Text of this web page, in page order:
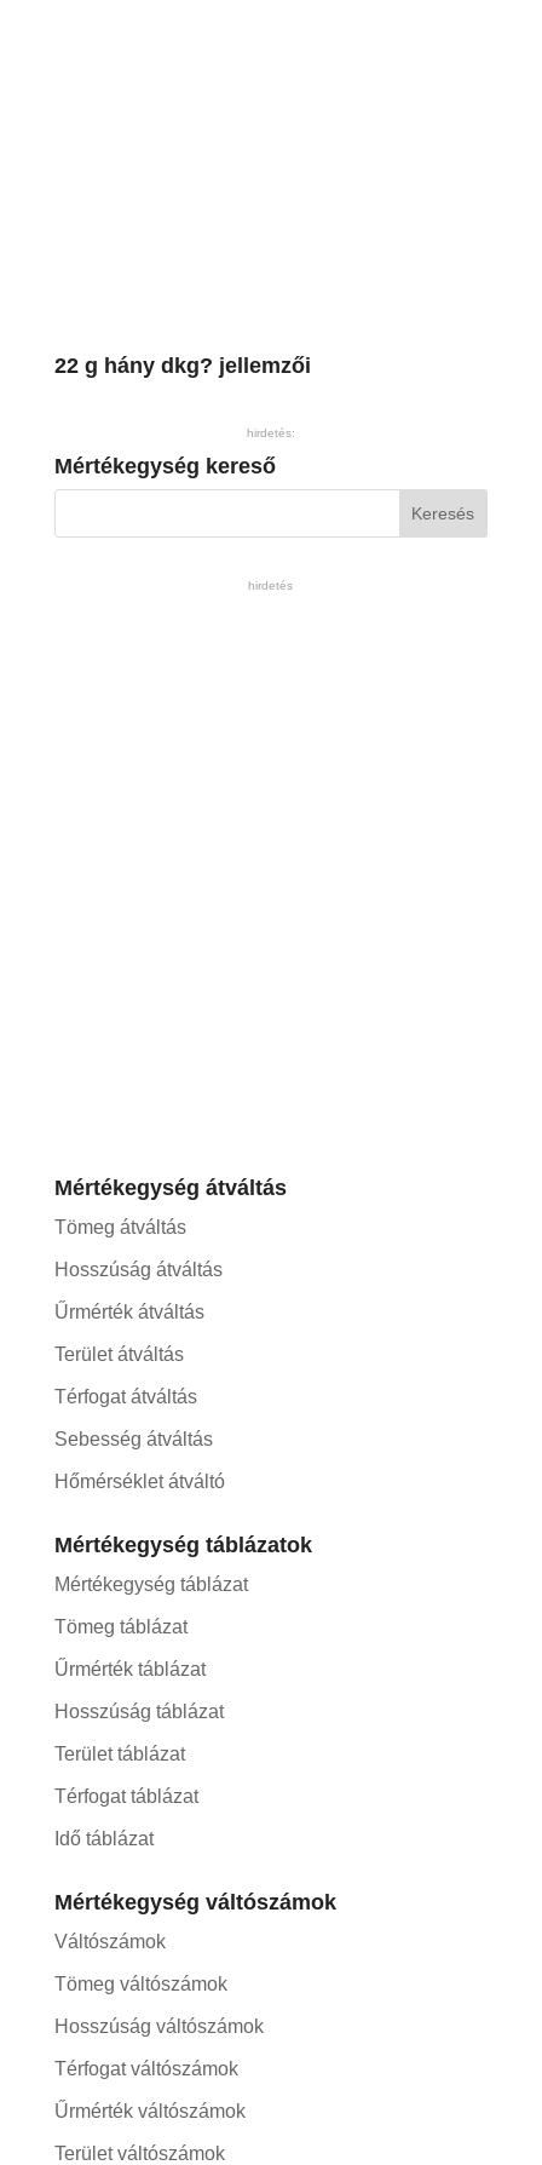
22 g hány dkg? jellemzői
hirdetés:
Mértékegység kereső
hirdetés
Mértékegység átváltás
Tömeg átváltás
Hosszúság átváltás
Űrmérték átváltás
Terület átváltás
Térfogat átváltás
Sebesség átváltás
Hőmérséklet átváltó
Mértékegység táblázatok
Mértékegység táblázat
Tömeg táblázat
Űrmérték táblázat
Hosszúság táblázat
Terület táblázat
Térfogat táblázat
Idő táblázat
Mértékegység váltószámok
Váltószámok
Tömeg váltószámok
Hosszúság váltószámok
Térfogat váltószámok
Űrmérték váltószámok
Terület váltószámok